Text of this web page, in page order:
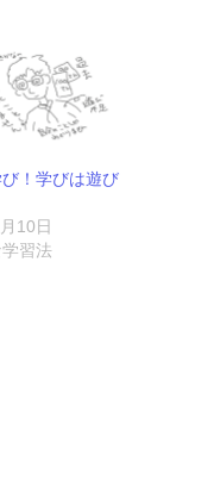
！学びは遊び
10日
習法